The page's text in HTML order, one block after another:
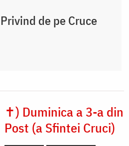
Privind de pe Cruce
✝) Duminica a 3-a din
Post (a Sfintei Cruci)